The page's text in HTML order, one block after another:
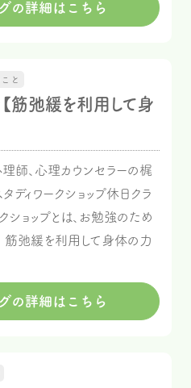
の詳細はこちら
と
筋弛緩を利用して身
師、心理カウンセラーの梶
ディワークショップ休日クラ
ショップとは、お勉強のため
筋弛緩を利用して身体の力
の詳細はこちら